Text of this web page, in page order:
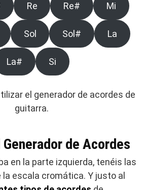
Re Re# Mi
Sol Sol# La
La# Si
el generador de acordes de
guitarra.
Generador de Acordes
en la parte izquierda, tenéis las
la escala cromática. Y justo al